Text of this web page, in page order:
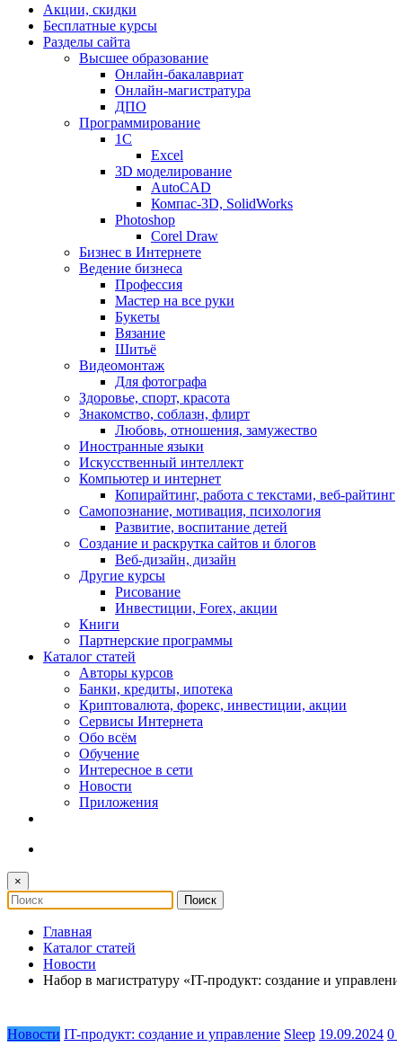
Акции, скидки
Бесплатные курсы
Разделы сайта
Высшее образование
Онлайн-бакалавриат
Онлайн-магистратура
ДПО
Программирование
1С
Excel
3D моделирование
AutoCAD
Компас-3D, SolidWorks
Photoshop
Corel Draw
Бизнес в Интернете
Ведение бизнеса
Профессия
Мастер на все руки
Букеты
Вязание
Шитьё
Видеомонтаж
Для фотографа
Здоровье, спорт, красота
Знакомство, соблазн, флирт
Любовь, отношения, замужество
Иностранные языки
Искусственный интеллект
Компьютер и интернет
Копирайтинг, работа с текстами, веб-райтинг
Самопознание, мотивация, психология
Развитие, воспитание детей
Создание и раскрутка сайтов и блогов
Веб-дизайн, дизайн
Другие курсы
Рисование
Инвестиции, Forex, акции
Книги
Партнерские программы
Каталог статей
Авторы курсов
Банки, кредиты, ипотека
Криптовалюта, форекс, инвестиции, акции
Сервисы Интернета
Обо всём
Обучение
Интересное в сети
Новости
Приложения
×
Главная
Каталог статей
Новости
Набор в магистратуру «IT-продукт: создание и
Новости IT-продукт: создание и управление Sleep 19.09.2024